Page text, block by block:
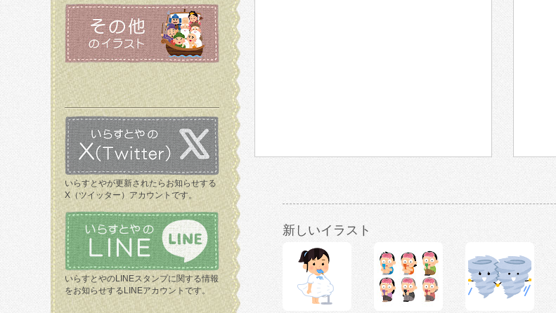
いらすとやが更新されたらお知らせする
X（ツイッター）アカウントです。
いらすとやのLINEスタンプに関する情報
をお知らせするLINEアカウントです。
新しいイラスト